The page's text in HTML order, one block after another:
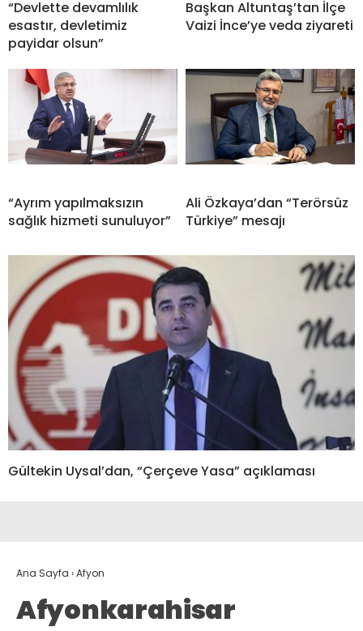
“Devlette devamlılık
esastır, devletimiz
payidar olsun”
Başkan Altuntaş’tan İlçe
Vaizi İnce’ye veda ziyareti
“Ayrım yapılmaksızın
sağlık hizmeti sunuluyor”
Ali Özkaya’dan “Terörsüz
Türkiye” mesajı
Gültekin Uysal’dan, “Çerçeve Yasa” açıklaması
Ana Sayfa ›Afyon
Afyonkarahisar